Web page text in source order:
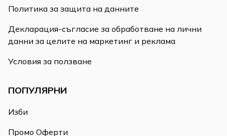
Политика за защита на данните
Декларация-съгласие за обработване на лични
данни за целите на маркетинг и реклама
Условия за ползване
ПОПУЛЯРНИ
Изби
Промо Оферти